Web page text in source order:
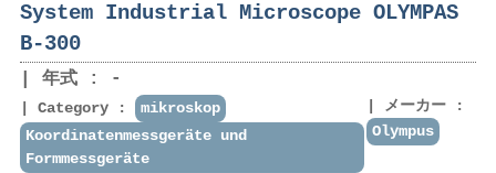
System Industrial Microscope OLYMPAS
B-300
年式 : -
Category :
mikroskop
Koordinatenmessgeräte und
Formmessgeräte
メーカー :
Olympus